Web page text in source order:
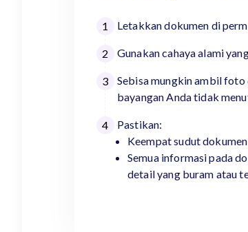
1 Letakkan dokumen di
2 Gunakan cahaya alami
3
Sebisa mungkin ambil
bayangan Anda tidak
4
Pastikan:
Keempat sudut
Semua informasi pada
detail yang buram atau